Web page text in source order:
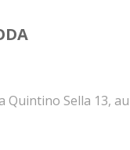
Sella 13,